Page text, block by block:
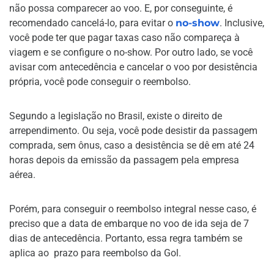
não possa comparecer ao voo. E, por conseguinte, é
recomendado cancelá-lo, para evitar o no-show. Inclusive,
você pode ter que pagar taxas caso não compareça à
viagem e se configure o no-show. Por outro lado, se você
avisar com antecedência e cancelar o voo por desistência
própria, você pode conseguir o reembolso.
Segundo a legislação no Brasil, existe o direito de
arrependimento. Ou seja, você pode desistir da passagem
comprada, sem ônus, caso a desistência se dê em até 24
horas depois da emissão da passagem pela empresa
aérea.
Porém, para conseguir o reembolso integral nesse caso, é
preciso que a data de embarque no voo de ida seja de 7
dias de antecedência. Portanto, essa regra também se
aplica ao prazo para reembolso da Gol.